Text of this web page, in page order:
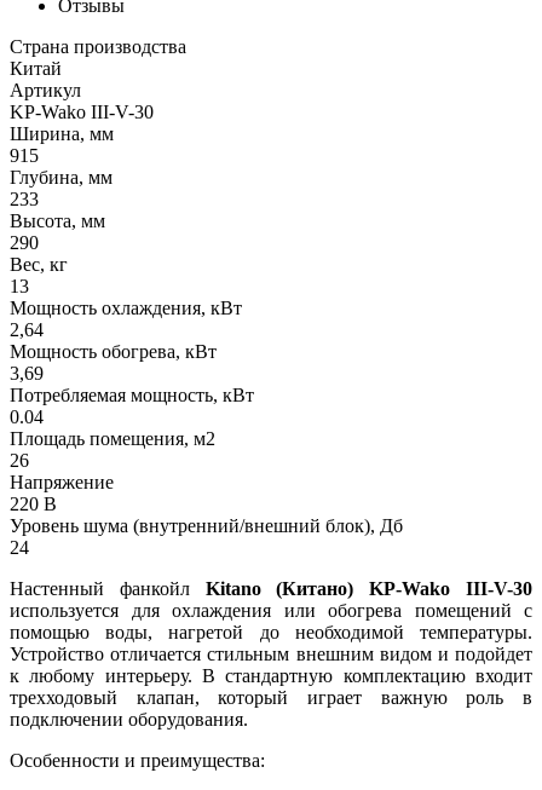
Отзывы
Страна производства
Китай
Артикул
KP-Wako III-V-30
Ширина, мм
915
Глубина, мм
233
Высота, мм
290
Вес, кг
13
Мощность охлаждения, кВт
2,64
Мощность обогрева, кВт
3,69
Потребляемая мощность, кВт
0.04
Площадь помещения, м2
26
Напряжение
220 В
Уровень шума (внутренний/внешний блок), Дб
24
Настенный фанкойл Kitano (Китано) KP-Wako III-V-30
используется для охлаждения или обогрева помещений с
помощью воды, нагретой до необходимой температуры.
Устройство отличается стильным внешним видом и подойдет
к любому интерьеру. В стандартную комплектацию входит
трехходовый клапан, который играет важную роль в
подключении оборудования.
Особенности и преимущества: